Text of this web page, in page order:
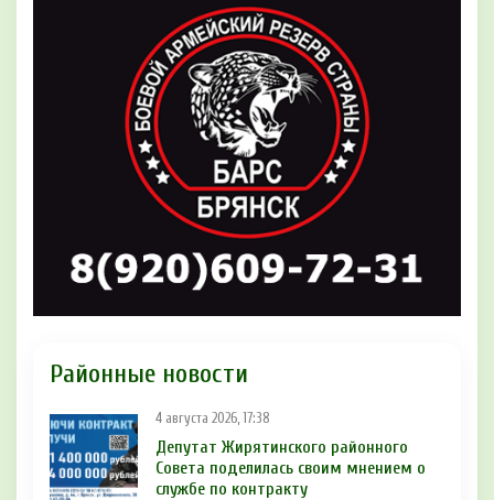
Районные новости
4 августа 2026, 17:38
Депутат Жирятинского районного
Совета поделилась своим мнением о
службе по контракту